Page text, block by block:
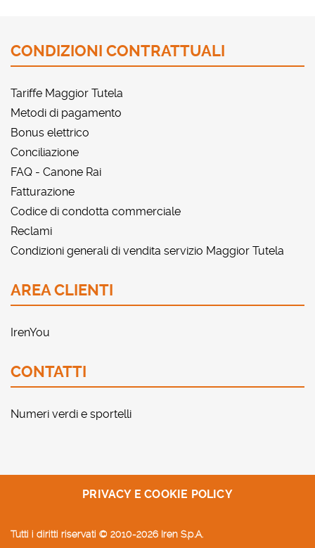
CONDIZIONI CONTRATTUALI
Tariffe Maggior Tutela
Metodi di pagamento
Bonus elettrico
Conciliazione
FAQ - Canone Rai
Fatturazione
Codice di condotta commerciale
Reclami
Condizioni generali di vendita servizio Maggior Tutela
AREA CLIENTI
IrenYou
CONTATTI
Numeri verdi e sportelli
PRIVACY E COOKIE POLICY
Tutti i diritti riservati © 2010-2026 Iren S.p.A.